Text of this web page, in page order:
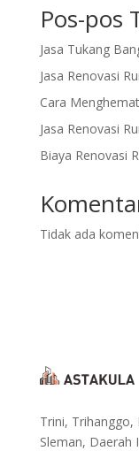
Pos-pos
Jasa Tukang
Jasa Renovasi
Cara
Jasa Renovasi
Biaya Renovasi
Tidak ada
Trini, Trihanggo,
Sleman, Daerah